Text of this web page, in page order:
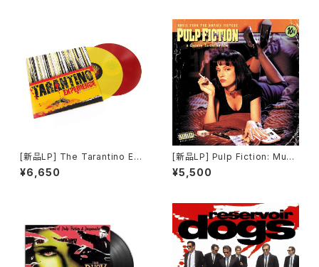
[新品LP] The Tarantino Exp
erience
¥6,650
[新品LP] Pulp Fiction: Musi
c From The Motion Picture
(180g) / パルプ・フィクション
¥5,500